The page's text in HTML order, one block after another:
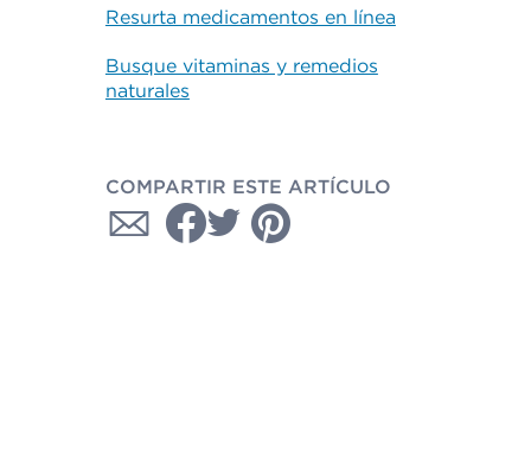
Resurta medicamentos en línea
Busque vitaminas y remedios
naturales
COMPARTIR ESTE ARTÍCULO